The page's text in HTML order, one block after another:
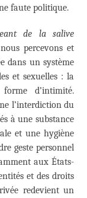
faute politique.
de la salive
percevons et
dans un système
et sexuelles : la
d’intimité.
l’interdiction du
à une substance
et une hygiène
geste personnel
aux États-
et des droits
redevient un